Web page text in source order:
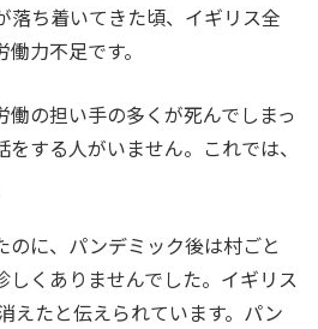
落ち着いてきた頃、イギリス全
力不足です。
働の担い手の多くが死んでしまっ
する人がいません。これでは、
のに、パンデミック後は村ごと
くありませんでした。イギリス
えたと伝えられています。パン